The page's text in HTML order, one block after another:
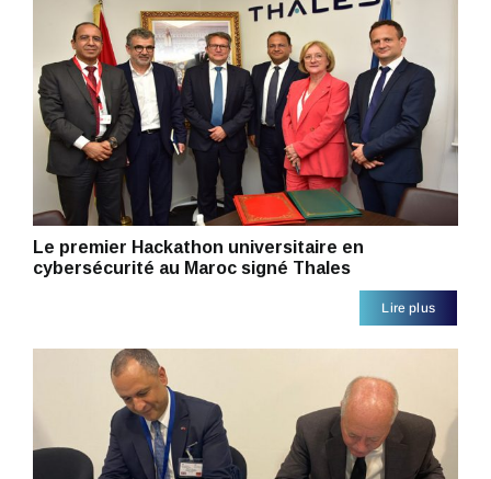
Le premier Hackathon universitaire en
cybersécurité au Maroc signé Thales
Lire plus